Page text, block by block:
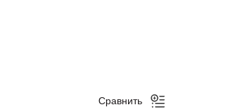
Сравнить